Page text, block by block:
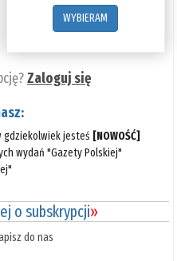
WYBIERAM
Zaloguj się
gdziekolwiek jesteś [NOWOŚĆ]
wydań "Gazety Polskiej"
o subskrypcji»
do nas